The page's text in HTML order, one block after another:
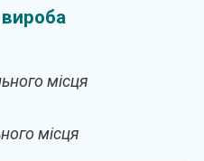
місця
місця